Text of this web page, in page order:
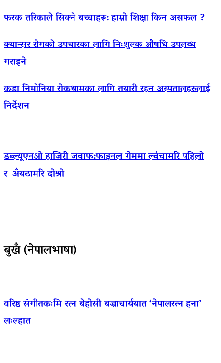
फरक तरिकाले सिक्ने बच्चाहरू: हाम्रो शिक्षा किन असफल ?
क्यान्सर रोगको उपचारका लागि निःशुल्क औषधि उपलब्ध
गराइने
कडा निमोनिया रोकथामका लागि तयारी रहन अस्पतालहरुलाई
निर्देशन
डब्ल्यूएनओ हाजिरी जवाफ:फाइनल गेममा ल्वंचामरि पहिलो
र अँयठामरि दोश्रो
बुखँ (नेपालभाषा)
वरिष्ठ संगीतकःमि रत्न बेहोसी बज्राचार्ययात ‘नेपालरत्न हना’
लःल्हात